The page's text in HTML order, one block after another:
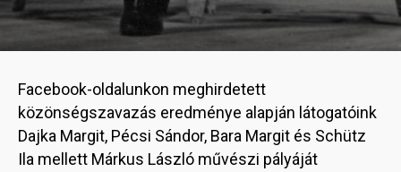
Facebook-oldalunkon meghirdetett
közönségszavazás eredménye alapján látogatóink
Dajka Margit, Pécsi Sándor, Bara Margit és Schütz
Ila mellett Márkus László művészi pályáját